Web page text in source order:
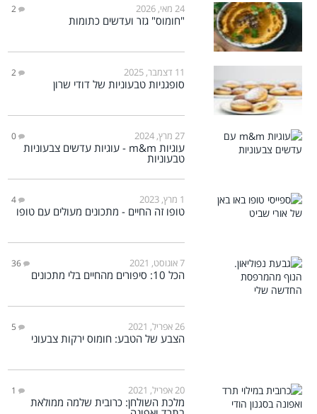
24 מאי, 2026 2
"חומוס" גזר ועדשים כתומות
11 דצמבר, 2025 2
סופגניות טבעוניות של דודי שרון
27 מרץ, 2024 0
עוגיות m&m - עוגיות עדשים צבעוניות
טבעוניות
1 מרץ, 2023 4
טופו זה החיים - מתכונים מעולים עם טופו
7 אוגוסט, 2021 36
הכל 10: סיפורים מהחיים בלי מתכונים
26 אפריל, 2021 5
הצבע של הטבע: חומוס ירקות צבעוני
20 אפריל, 2021 1
מלכת השולחן: כרובית שלמה ממולאת